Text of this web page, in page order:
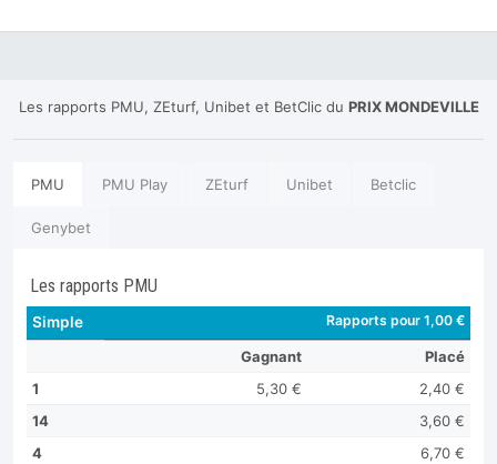
Les rapports PMU, ZEturf, Unibet et BetClic du PRIX MONDEVILLE
PMU PMU Play ZEturf Unibet Betclic
Genybet
Les rapports PMU
Simple Rapports pour 1,00 €
Gagnant
Placé
1
5,30 €
2,40 €
14
3,60 €
4
6,70 €